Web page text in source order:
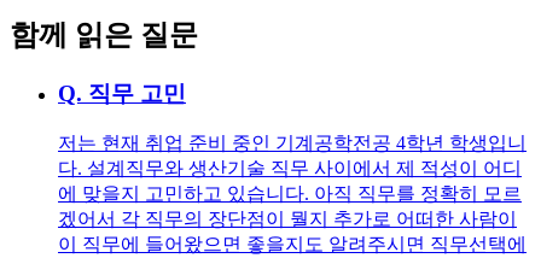
함께 읽은 질문
Q. 직무 고민
저는 현재 취업 준비 중인 기계공학전공 4학년 학생입니
다. 설계직무와 생산기술 직무 사이에서 제 적성이 어디
에 맞을지 고민하고 있습니다. 아직 직무를 정확히 모르
겠어서 각 직무의 장단점이 뭘지 추가로 어떠한 사람이
이 직무에 들어왔으면 좋을지도 알려주시면 직무선택에